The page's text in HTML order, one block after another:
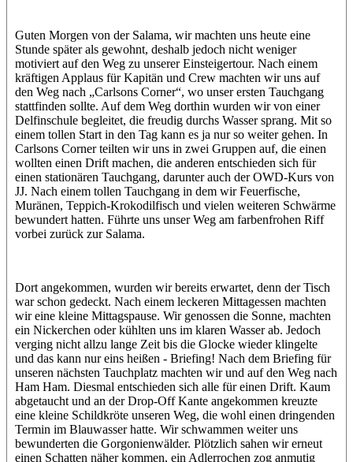
Guten Morgen von der Salama, wir machten uns heute eine
Stunde später als gewohnt, deshalb jedoch nicht weniger
motiviert auf den Weg zu unserer Einsteigertour. Nach einem
kräftigen Applaus für Kapitän und Crew machten wir uns auf
den Weg nach „Carlsons Corner“, wo unser ersten Tauchgang
stattfinden sollte. Auf dem Weg dorthin wurden wir von einer
Delfinschule begleitet, die freudig durchs Wasser sprang. Mit so
einem tollen Start in den Tag kann es ja nur so weiter gehen. In
Carlsons Corner teilten wir uns in zwei Gruppen auf, die einen
wollten einen Drift machen, die anderen entschieden sich für
einen stationären Tauchgang, darunter auch der OWD-Kurs von
JJ. Nach einem tollen Tauchgang in dem wir Feuerfische,
Muränen, Teppich-Krokodilfisch und vielen weiteren Schwärme
bewundert hatten. Führte uns unser Weg am farbenfrohen Riff
vorbei zurück zur Salama.
Dort angekommen, wurden wir bereits erwartet, denn der Tisch
war schon gedeckt. Nach einem leckeren Mittagessen machten
wir eine kleine Mittagspause. Wir genossen die Sonne, machten
ein Nickerchen oder kühlten uns im klaren Wasser ab. Jedoch
verging nicht allzu lange Zeit bis die Glocke wieder klingelte
und das kann nur eins heißen - Briefing! Nach dem Briefing für
unseren nächsten Tauchplatz machten wir und auf den Weg nach
Ham Ham. Diesmal entschieden sich alle für einen Drift. Kaum
abgetaucht und an der Drop-Off Kante angekommen kreuzte
eine kleine Schildkröte unseren Weg, die wohl einen dringenden
Termin im Blauwasser hatte. Wir schwammen weiter uns
bewunderten die Gorgonienwälder. Plötzlich sahen wir erneut
einen Schatten näher kommen, ein Adlerrochen zog anmutig